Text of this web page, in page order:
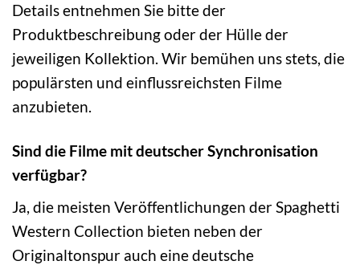
Details entnehmen Sie bitte der
Produktbeschreibung oder der Hülle der
jeweiligen Kollektion. Wir bemühen uns stets, die
populärsten und einflussreichsten Filme
anzubieten.
Sind die Filme mit deutscher Synchronisation
verfügbar?
Ja, die meisten Veröffentlichungen der Spaghetti
Western Collection bieten neben der
Originaltonspur auch eine deutsche